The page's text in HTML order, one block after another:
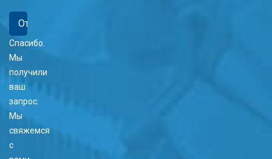
Спасибо.
Мы
получили
ваш
запрос.
Мы
свяжемся
с